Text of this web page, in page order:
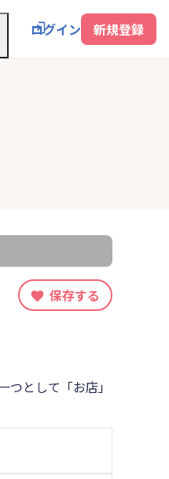
ログイン 新規登録
保存する
として「お店」